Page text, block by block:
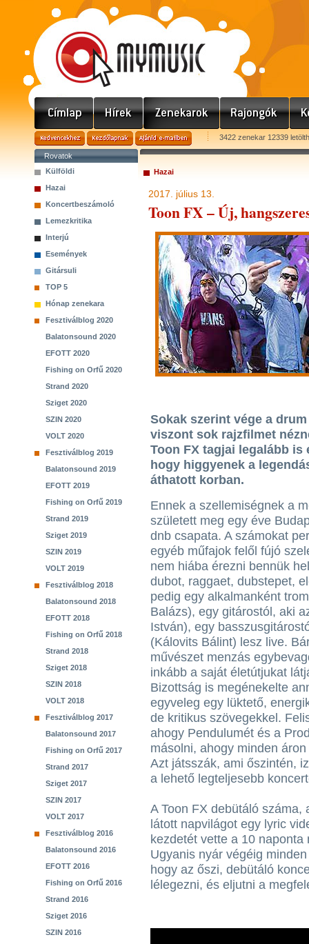
3422 zenekar 12339
Rovatok
Külföldi
Hazai
Koncertbeszámoló
Lemezkritika
Interjú
Események
Gitársuli
TOP 5
Hónap zenekara
Fesztiválblog 2020
Balatonsound 2020
EFOTT 2020
Fishing on Orfű 2020
Strand 2020
Sziget 2020
SZIN 2020
VOLT 2020
Fesztiválblog 2019
Balatonsound 2019
EFOTT 2019
Fishing on Orfű 2019
Strand 2019
Sziget 2019
SZIN 2019
VOLT 2019
Fesztiválblog 2018
Balatonsound 2018
EFOTT 2018
Fishing on Orfű 2018
Strand 2018
Sziget 2018
SZIN 2018
VOLT 2018
Fesztiválblog 2017
Balatonsound 2017
Fishing on Orfű 2017
Strand 2017
Sziget 2017
SZIN 2017
VOLT 2017
Fesztiválblog 2016
Balatonsound 2016
EFOTT 2016
Fishing on Orfű 2016
Strand 2016
Sziget 2016
SZIN 2016
Hazai
2017. július 13.
Toon FX – Új,
Sokak szerint vége a
viszont sok rajzfilmet
Toon FX tagjai legalább is
hogy higgyenek a
áthatott korban.
Ennek a szellemiségnek a
született meg egy éve
dnb csapata. A számokat
egyéb műfajok felől fújó
nem hiába érezni bennük
dubot, raggaet, dubstepet,
pedig egy alkalmanként
Balázs), egy gitárostól, aki
István), egy
(Kálovits Bálint) lesz live.
művészet menzás
inkább a saját életútjukat
Bizottság is megénekelte
egyveleg egy lüktető,
de kritikus szövegekkel.
ahogy Pendulumét és a
másolni, ahogy minden
Azt játsszák, ami őszintén,
a lehető legteljesebb
A Toon FX debütáló
látott napvilágot egy lyric
kezdetét vette a 10
Ugyanis nyár végéig
hogy az őszi, debütáló
lélegezni, és eljutni a